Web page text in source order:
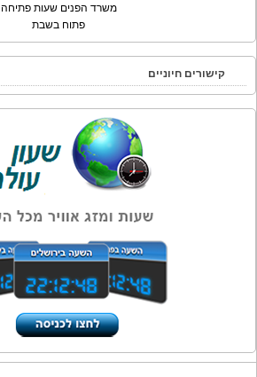
משרד הפנים שעות פתיחה
פתוח בשבת
קישורים חיוניים